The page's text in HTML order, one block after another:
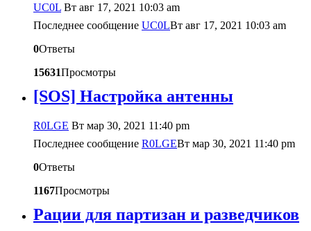
UC0L Вт авг 17, 2021 10:03 am
Последнее сообщение UC0LВт авг 17, 2021 10:03 am
0Ответы
15631Просмотры
[SOS] Настройка антенны
R0LGE Вт мар 30, 2021 11:40 pm
Последнее сообщение R0LGEВт мар 30, 2021 11:40 pm
0Ответы
1167Просмотры
Рации для партизан и разведчиков